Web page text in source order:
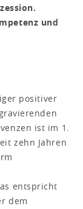
und
positiver
ist im 1.
zehn Jahren
entspricht
dem